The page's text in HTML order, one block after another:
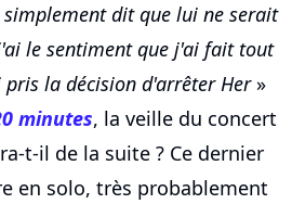
dit que lui ne serait
le sentiment que j'ai fait tout
pris la décision d'arrêter Her»
minutes, la veille du concert
t-il de la suite ? Ce dernier
en solo, très probablement